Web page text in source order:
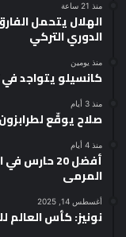
منذ 21 ساعة
الهلال يتحمل
الدوري التركي
منذ يومين
كانسيلو يتواجد في
منذ 3 أيام
صلاح يوقّع
منذ 4 أيام
أفضل 20
المرمى
أغسطس 14, 2025
نونيز: كأس العالم